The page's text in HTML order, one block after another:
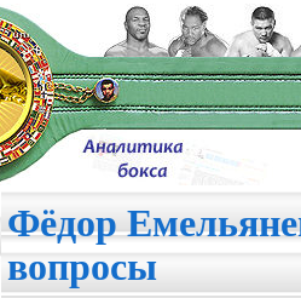
Фёдор
вопросы